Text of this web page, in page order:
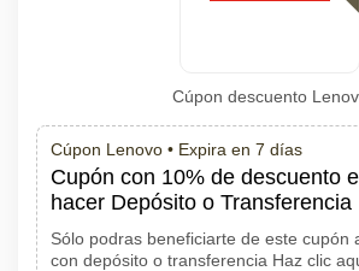
Cúpon descuento
Cúpon Lenovo • Expira en 7 días
Cupón con 10% de descuento
hacer Depósito o Transferencia
Sólo podras beneficiarte de este cupón
con depósito o transferencia Haz clic